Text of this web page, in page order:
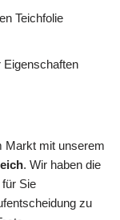
Teichfolie
Eigenschaften
Markt mit unserem
. Wir haben die
Sie
zu